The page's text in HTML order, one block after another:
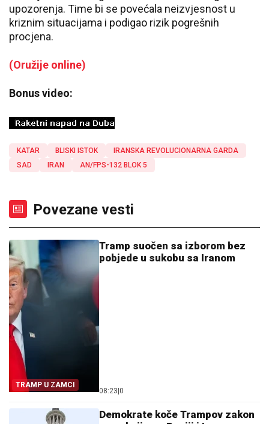
upozorenja. Time bi se povećala neizvjesnost u
kriznim situacijama i podigao rizik pogrešnih
procjena.
(Oružije online)
Bonus video:
KATAR BLISKI ISTOK
IRANSKA REVOLUCIONARNA GARDA
SAD
IRAN AN/FPS-132 BLOK 5
Povezane vesti
TRAMP U ZAMCI
Tramp suočen sa izborom bez
pobjede u sukobu sa Iranom
08:23|0
Demokrate koče Trampov zakon